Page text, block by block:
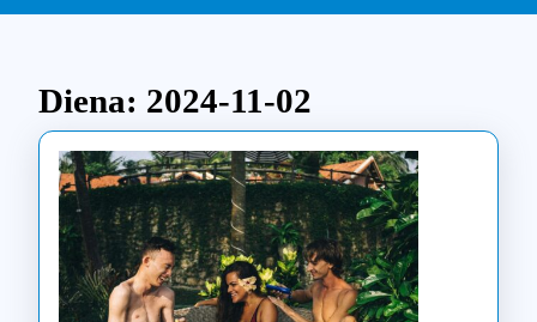
Diena: 2024-11-02